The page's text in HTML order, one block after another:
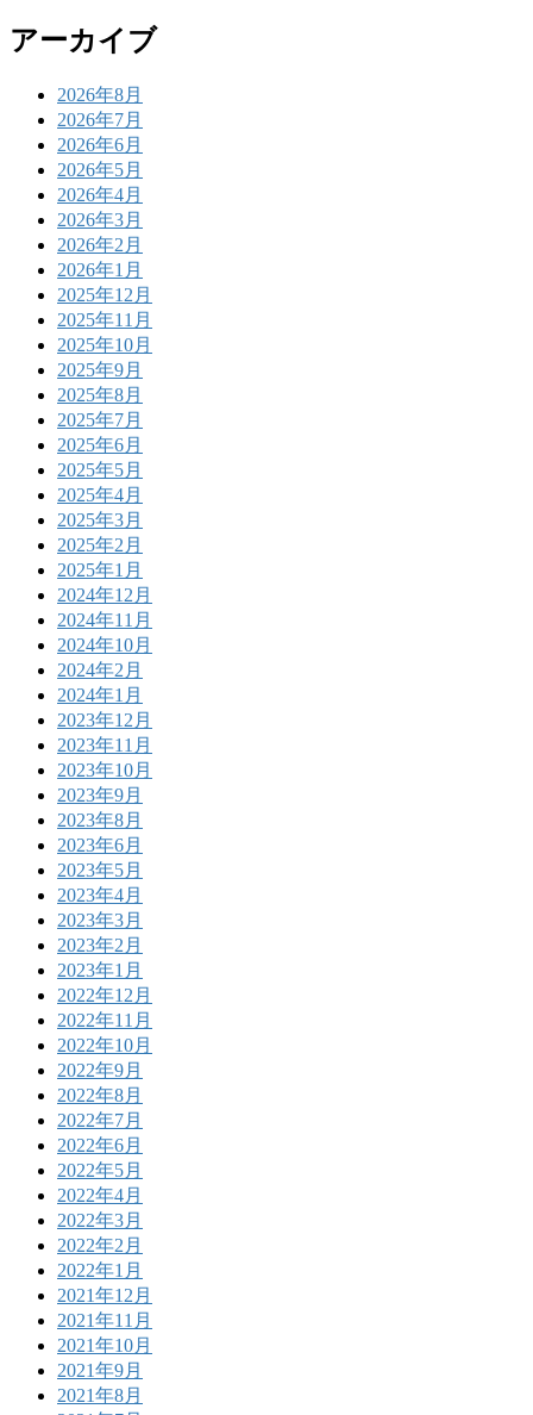
アーカイブ
2026年8月
2026年7月
2026年6月
2026年5月
2026年4月
2026年3月
2026年2月
2026年1月
2025年12月
2025年11月
2025年10月
2025年9月
2025年8月
2025年7月
2025年6月
2025年5月
2025年4月
2025年3月
2025年2月
2025年1月
2024年12月
2024年11月
2024年10月
2024年2月
2024年1月
2023年12月
2023年11月
2023年10月
2023年9月
2023年8月
2023年6月
2023年5月
2023年4月
2023年3月
2023年2月
2023年1月
2022年12月
2022年11月
2022年10月
2022年9月
2022年8月
2022年7月
2022年6月
2022年5月
2022年4月
2022年3月
2022年2月
2022年1月
2021年12月
2021年11月
2021年10月
2021年9月
2021年8月